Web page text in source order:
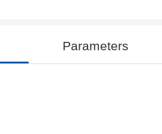
Parameters